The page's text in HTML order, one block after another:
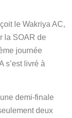
le Wakriya AC,
la SOAR de
journée
s’est livré à
demi-finale
deux